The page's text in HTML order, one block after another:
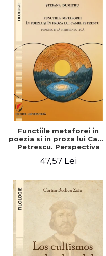
Functiile metaforei in
poezia si in proza lui Camil
Petrescu. Perspectiva
47,57 Lei